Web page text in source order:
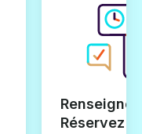
Réservez